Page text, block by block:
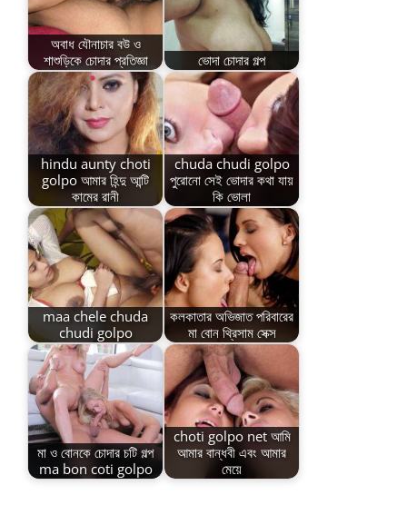
অবাধ যৌনাচার বউ ও
শাশুড়িকে চোদার প্রতিজ্ঞা
ভোদা চোদার গল্প
hindu aunty choti
golpo আমার হিন্দু আন্টি
কামের রানী
chuda chudi golpo
পুরোনো সেই ভোদার কথা যায়
কি ভোলা
maa chele chuda
chudi golpo
কলকাতার অভিজাত পরিবারের
মা বোন থ্রিসাম সেক্স
মা ও বোনকে চোদার চটি গল্প
ma bon coti golpo
choti golpo net আমি
আমার বান্ধবী এবং আমার
মেয়ে